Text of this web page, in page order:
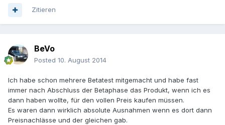
Zitieren
BeVo
Posted 10. August 2014
Ich habe schon mehrere Betatest mitgemacht und habe fast
immer nach Abschluss der Betaphase das Produkt, wenn ich es
dann haben wollte, für den vollen Preis kaufen müssen.
Es waren dann wirklich absolute Ausnahmen wenn es dort dann
Preisnachlässe und der gleichen gab.